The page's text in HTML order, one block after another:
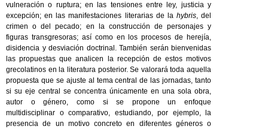
vulneración o ruptura; en las tensiones entre ley, justicia y
excepción; en las manifestaciones literarias de la hybris, del
crimen o del pecado; en la construcción de personajes y
figuras transgresoras; así como en los procesos de herejía,
disidencia y desviación doctrinal. También serán bienvenidas
las propuestas que analicen la recepción de estos motivos
grecolatinos en la literatura posterior. Se valorará toda aquella
propuesta que se ajuste al tema central de las jornadas, tanto
si su eje central se concentra únicamente en una sola obra,
autor o género, como si se propone un enfoque
multidisciplinar o comparativo, estudiando, por ejemplo, la
presencia de un motivo concreto en diferentes géneros o